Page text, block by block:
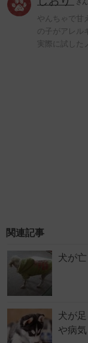
さん
やんちゃで甘
の子がアレル
実際に試し
関連記事
犬が
犬が
や病